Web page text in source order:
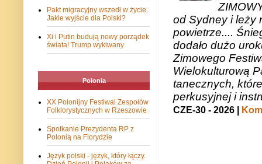
od Sydney i leży
powietrze....
dodało dużo
Zimowego
Wielokulturową
tanecznych,
perkusyjnej i
CZE-30 - 2026 |
Pakt migracyjny wszedł w życie.
Jakie wyjście dla Polski?
Xi i Putin budują nowy porządek
świata! Trump wykiwany
Polonia
XX Polonijny Festiwal Zespołów
Folklorystycznych w Rzeszowie
Spotkanie Prezydenta RP z
Polonią na Florydzie
Język polski - język, który łączy.